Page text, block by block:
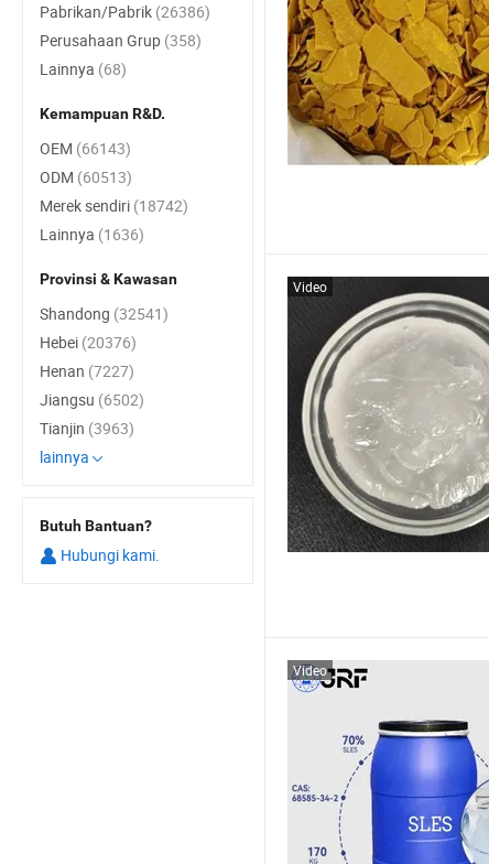
Video
Video
Pabrikan/Pabrik (26386)
Perusahaan Grup (358)
Lainnya (68)
Kemampuan R&D.
OEM (66143)
ODM (60513)
Merek sendiri (18742)
Lainnya (1636)
Provinsi & Kawasan
Shandong (32541)
Hebei (20376)
Henan (7227)
Jiangsu (6502)
Tianjin (3963)
lainnya
Butuh Bantuan?
Hubungi kami.